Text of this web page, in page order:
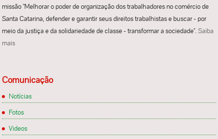
missão "Melhorar o poder de organização dos trabalhadores no comércio de
Santa Catarina, defender e garantir seus direitos trabalhistas e buscar - por
meio da justiça e da solidariedade de classe - transformar a sociedade".Saiba
mais
Comunicação
Notícias
Fotos
Videos